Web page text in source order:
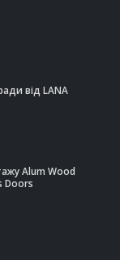
від LANA
Alum Wood
Doors